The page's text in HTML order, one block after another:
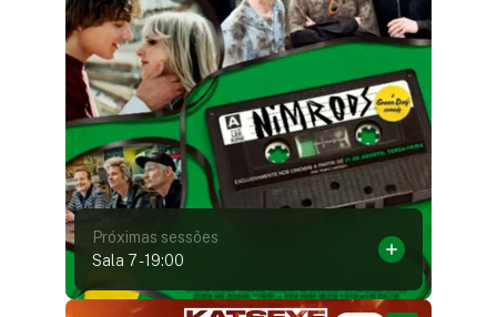
Próximas sessões
Sala 7-19:00